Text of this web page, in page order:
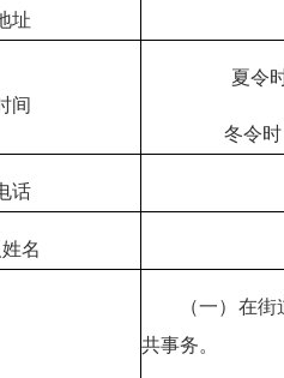
址
夏令
冬令
话
名
（一）在
共事务。